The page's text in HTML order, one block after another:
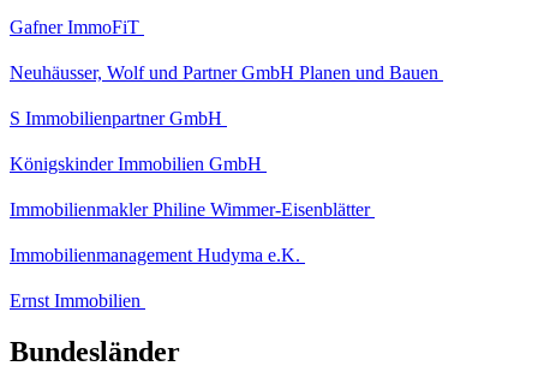
Gafner ImmoFiT
Neuhäusser, Wolf und Partner GmbH Planen und Bauen
S Immobilienpartner GmbH
Königskinder Immobilien GmbH
Immobilienmakler Philine Wimmer-Eisenblätter
Immobilienmanagement Hudyma e.K.
Ernst Immobilien
Bundesländer